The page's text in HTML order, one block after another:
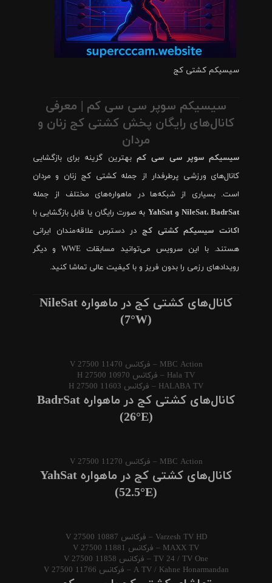
سیسیکم کشتی کج
سیسیکم سوپر سی سی کم | معرفی
کانال‌های رایگان پخش کشتی کج زنان و
مردان
سیسیکم سوپر سی سی کم بهترین گزینه برای بازگشایی
کانال‌های ورزشی پرطرفدار از جمله کشتی کج زنان و مردان
است. بسیاری از شبکه‌ها در ماهواره‌های مختلف از جمله
NileSat، BadrSat و YahSat
به صورت رایگان یا قابل بازگشایی با
اکانت سیسیکم کشتی کج در دسترس علاقه‌مندان ایرانی
هستند. با این سرویس می‌توانید مسابقات WWE و دیگر
رویدادهای رزمی را بدون فریز و با کیفیت عالی تماشا کنید.
کانال‌های کشتی کج در ماهواره NileSat
(7°W)
MBC Action – فرکانس 11470 V 27500
Hala TV – فرکانس 10970 H 27500
HALABA TV – فرکانس 11603 H 27500
کانال‌های کشتی کج در ماهواره BadrSat
(26°E)
MBC Action – فرکانس 11270 V 27500
کانال‌های کشتی کج در ماهواره YahSat
(52.5°E)
Varzesh TV HD – فرکانس 10887 V 27500
MAXX TV – فرکانس 11881 V 27500
TV 24 / TV One – فرکانس 11858 V 27500
A TV / Kahne Honarmandan – فرکانس 11766 V 27500